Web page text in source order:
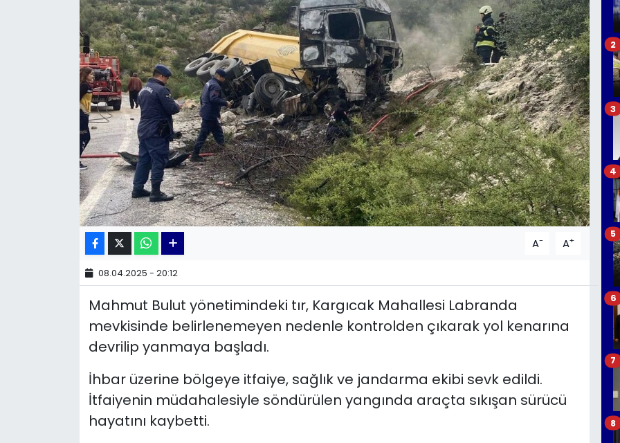
A- A+
08.04.2025 - 20:12
Mahmut Bulut yönetimindeki tır, Kargıcak Mahallesi Labranda
mevkisinde belirlenemeyen nedenle kontrolden çıkarak yol kenarına
devrilip yanmaya başladı.
İhbar üzerine bölgeye itfaiye, sağlık ve jandarma ekibi sevk edildi.
İtfaiyenin müdahalesiyle söndürülen yangında araçta sıkışan sürücü
hayatını kaybetti.
2
3
4
5
6
7
8
KÜLTÜR SANAT
MAGAZİN
POLİTİKA
SAĞLIK
Siyaset
TEKNOLOJİ
YEREL POLİTİKA
YEREL YÖNETİMLER